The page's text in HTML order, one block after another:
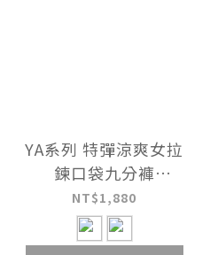
YA系列 特彈涼爽女拉
鍊口袋九分褲
UE0K0826
NT$1,880